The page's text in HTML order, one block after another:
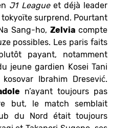
J1 Leagueet déjà leader
surprend. Pourtant
Sang-ho,Zelvia compte
possibles. Les paris faits
payant, notamment
jeune gardien Kosei Tani
Ibrahim Dresević.
n’ayant toujours pas
but, le match semblait
du Nord était toujours